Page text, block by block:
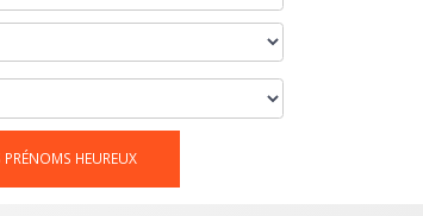
PRÉNOMS HEUREUX